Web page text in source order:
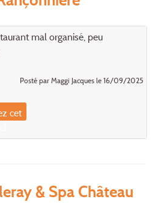
mal organisé, peu
Posté par Maggi Jacques le 16/09/2025
cet
& Spa Château